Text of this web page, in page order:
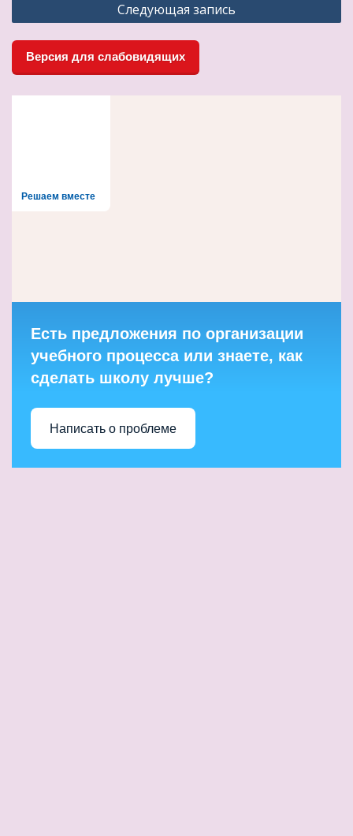
Следующая запись
Версия для слабовидящих
Решаем вместе
Есть предложения по организации
учебного процесса или знаете, как
сделать школу лучше?
Написать о проблеме